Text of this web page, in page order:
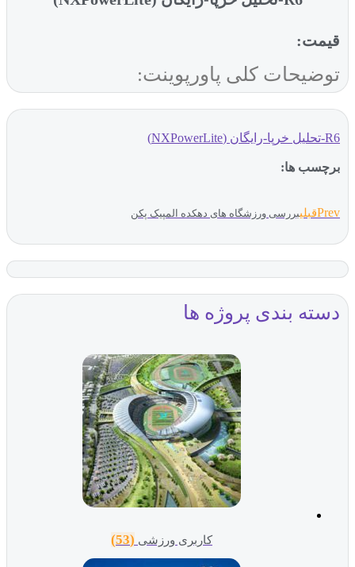
قیمت:
توضیحات کلی پاورپوینت:
R6-تحلیل خرپا-رایگان (NXPowerLite)
برچسب ها:
Prevقبلیبررسی ورزشگاه های دهکده المپیک پکن
دسته بندی پروژه ها
کاربری ورزشی (53)